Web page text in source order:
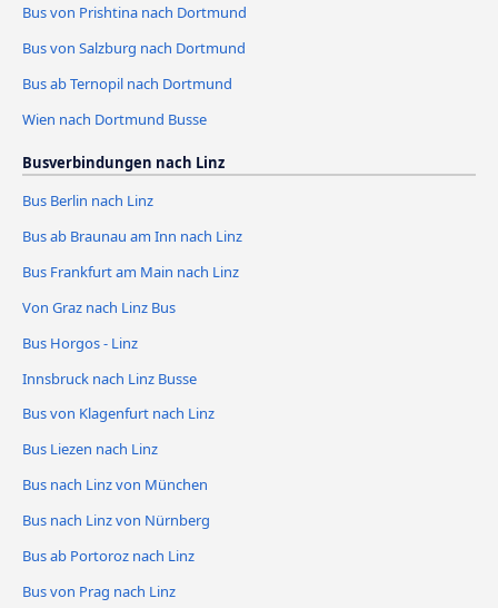
Bus von Prishtina nach Dortmund
Bus von Salzburg nach Dortmund
Bus ab Ternopil nach Dortmund
Wien nach Dortmund Busse
Busverbindungen nach Linz
Bus Berlin nach Linz
Bus ab Braunau am Inn nach Linz
Bus Frankfurt am Main nach Linz
Von Graz nach Linz Bus
Bus Horgos - Linz
Innsbruck nach Linz Busse
Bus von Klagenfurt nach Linz
Bus Liezen nach Linz
Bus nach Linz von München
Bus nach Linz von Nürnberg
Bus ab Portoroz nach Linz
Bus von Prag nach Linz